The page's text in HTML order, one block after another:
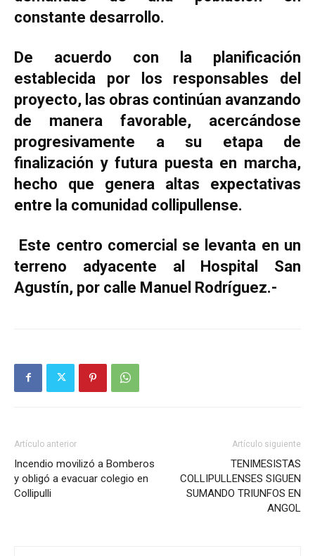
constante desarrollo.
De acuerdo con la planificación
establecida por los responsables del
proyecto, las obras continúan avanzando
de manera favorable, acercándose
progresivamente a su etapa de
finalización y futura puesta en marcha,
hecho que genera altas expectativas
entre la comunidad collipullense.
Este centro comercial se levanta en un
terreno adyacente al Hospital San
Agustín, por calle Manuel Rodríguez.-
Artículo anterior
Incendio movilizó a Bomberos
y obligó a evacuar colegio en
Collipulli
Artículo siguiente
TENIMESISTAS
COLLIPULLENSES SIGUEN
SUMANDO TRIUNFOS EN
ANGOL